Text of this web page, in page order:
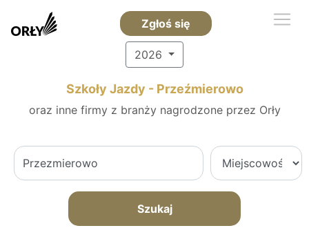
Zgłoś się
2026
Szkoły Jazdy - Przeźmierowo
oraz inne firmy z branży nagrodzone przez Orły
Szukaj